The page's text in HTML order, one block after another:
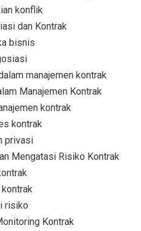
konflik
dan Kontrak
bisnis
manajemen kontrak
Manajemen Kontrak
kontrak
kontrak
privasi
Mengatasi Risiko Kontrak
risiko
Kontrak